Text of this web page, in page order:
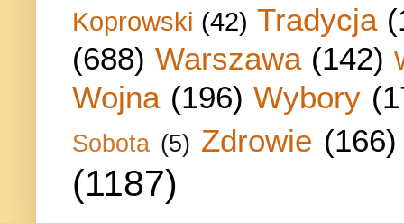
Koprowski (42) Tradycja
(688) Warszawa (142)
Wojna (196) Wybory
Sobota (5) Zdrowie (166)
(1187)